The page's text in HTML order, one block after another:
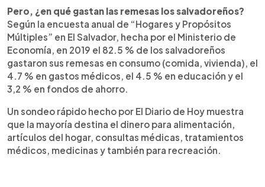
Pero, ¿en qué gastan las remesas los salvadoreños?
Según la encuesta anual de “Hogares y Propósitos
Múltiples” en El Salvador, hecha por el Ministerio de
Economía, en 2019 el 82.5 % de los salvadoreños
gastaron sus remesas en consumo (comida, vivienda), el
4.7 % en gastos médicos, el 4.5 % en educación y el
3,2 % en fondos de ahorro.
Un sondeo rápido hecho por El Diario de Hoy muestra
que la mayoría destina el dinero para alimentación,
artículos del hogar, consultas médicas, tratamientos
médicos, medicinas y también para recreación.